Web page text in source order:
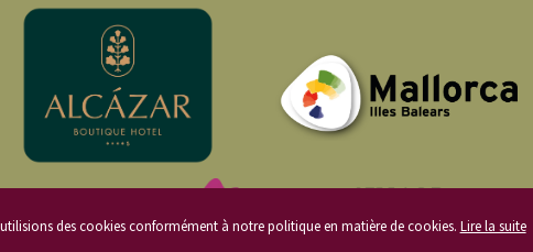
des cookies conformément à notre politique en matière de cookies. Lire la suite